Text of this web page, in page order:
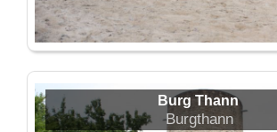
Burg Thann
Burgthann